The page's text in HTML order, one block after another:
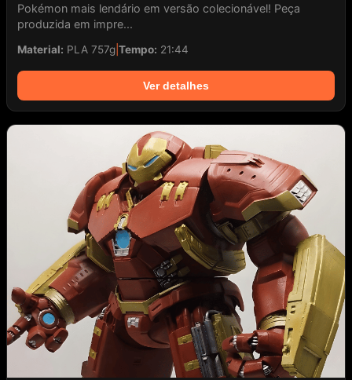
Pokémon mais lendário em versão colecionável! Peça
produzida em impre...
Material: PLA 757g| Tempo: 21:44
Ver detalhes